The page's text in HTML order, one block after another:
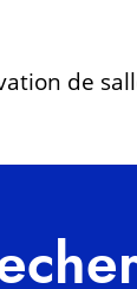
de